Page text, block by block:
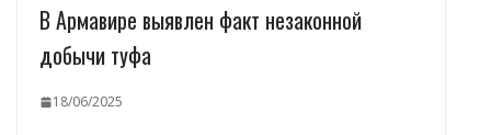
В Армавире выявлен факт незаконной
добычи туфа
18/06/2025